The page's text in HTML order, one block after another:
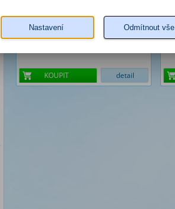
KOUPIT detail
Nastavení Odmítnout vše